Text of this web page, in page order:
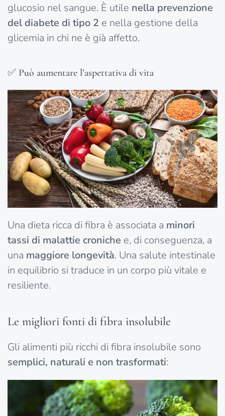
glucosio nel sangue. È utile nella prevenzione
del diabete di tipo 2 e nella gestione della
glicemia in chi ne è già affetto.
✅ Può aumentare l’aspettativa di vita
Una dieta ricca di fibra è associata a minori
tassi di malattie croniche e, di conseguenza, a
una maggiore longevità. Una salute intestinale
in equilibrio si traduce in un corpo più vitale e
resiliente.
Le migliori fonti di fibra insolubile
Gli alimenti più ricchi di fibra insolubile sono
semplici, naturali e non trasformati: